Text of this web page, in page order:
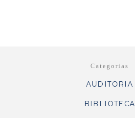
Categorias
AUDITORIA
BIBLIOTECA